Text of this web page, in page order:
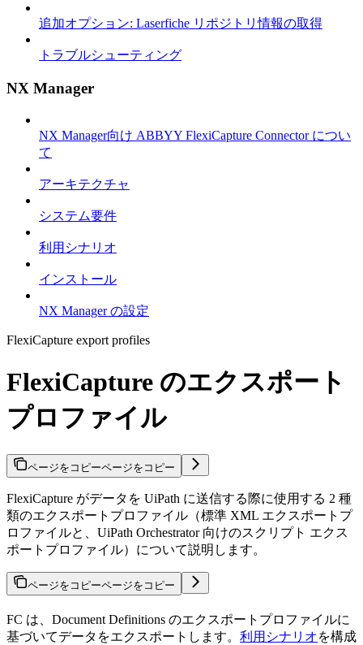
追加オプション: Laserfiche リポジトリ情報の取得
トラブルシューティング
NX Manager
NX Manager向け ABBYY FlexiCapture Connector につい
て
アーキテクチャ
システム要件
利用シナリオ
インストール
NX Manager の設定
FlexiCapture export profiles
FlexiCapture のエクスポート
プロファイル
ページをコピーページをコピー
FlexiCapture がデータを UiPath に送信する際に使用する 2 種
類のエクスポートプロファイル（標準 XML エクスポートプ
ロファイルと、UiPath Orchestrator 向けのスクリプト エクス
ポートプロファイル）について説明します。
ページをコピーページをコピー
FC は、Document Definitions のエクスポートプロファイルに
基づいてデータをエクスポートします。 利用シナリオを構成